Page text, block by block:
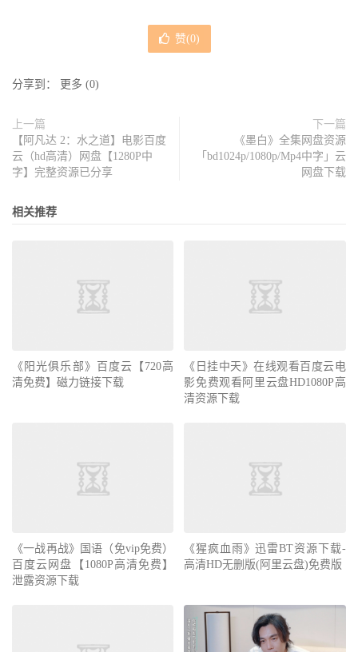
赞(0)
分享到： 更多 (0)
上一篇
【阿凡达 2：水之道】电影百度
云（hd高清）网盘【1280P中
字】完整资源已分享
下一篇
《墨白》全集网盘资源
「bd1024p/1080p/Mp4中字」云
网盘下载
相关推荐
《阳光俱乐部》百度云【720高
清免费】磁力链接下载
《日挂中天》在线观看百度云电
影免费观看阿里云盘HD1080P高
清资源下载
《一战再战》国语（免vip免费）
百度云网盘【1080P高清免费】
泄露资源下载
《猩疯血雨》迅雷BT资源下载-
高清HD无删版(阿里云盘)免费版